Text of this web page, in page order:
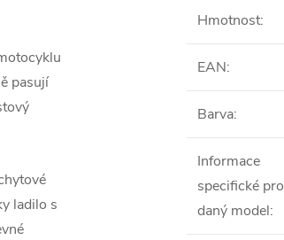
pasují
ladilo s
Hmotnost:
EAN:
Barva:
Informace
specifické pro
daný model: